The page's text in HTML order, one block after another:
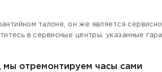
талоне, он же является
в сервисные центры, указанные
мы отремонтируем часы сами